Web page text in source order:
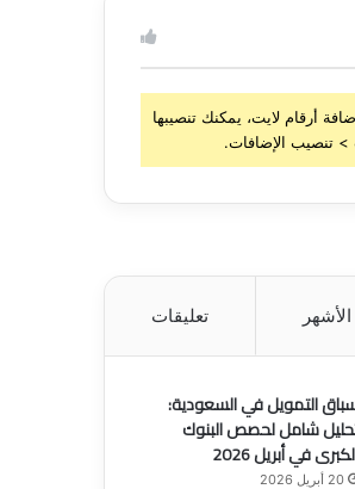
أرقام لايت، يمكنك تنصيبها
> تنصيب الإضافات.
الأشهر تعليقات
التمويل في السعودية:
شامل لحصص البنوك
في أبريل 2026
20 أبريل 2026